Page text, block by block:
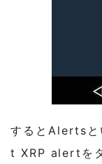
するとAlerts
t XRP alertをタ